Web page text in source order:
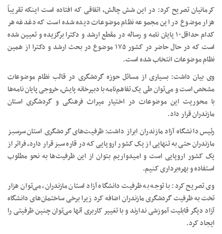
کرمانیان تصریح کرد: در این شش چالش، اتفاقی که افتاده است اینکه تقریباً
هزار موضوع در این مجموعه نظام موضوعات دیده شده است که دغدغه هر
کدام حداقل۱۰ پایان نامه و رساله در مقطع ارشد و دکترا برگزیده و تعیین شده
است که در حال حاضر در کشور ۱۷۵ موضوع در بحث ارشد و دکترا از همین
نظام موضوعات انتخاب شده است.
وی بیان داشت: بسیاری از مسائل حوزه گردشگری در قالب نظام موضوعات
مشخص است و می‌توان طی یک تفاهم‌نامه با دبیرخانه پایش، خروجی پایان نامه‌ها
با محوریت این موضوعات در اختیار میراث فرهنگی و گردشگری استان
مازندران قرار داد.
رئیس دانشگاه آزاد مازندران ابراز داشت: ظرفیت‌های گردشگری استان سرسبز
مازندران حتی به تنهایی از یک کشور اروپایی که در قاره سبز قرار دارد، فراتر از
یک کشور اروپایی است و امیدواریم بتوان از این ظرفیت‌ها به نحو مطلوب
استفاده و بهره‌برداری کنیم.
وی تصریح کرد: با توجه به ظرفیت دانشگاه آزاد استان مازندران، می‌توان هزار
تخت به ظرفیت گردشگری مازندران اضافه کرد زیرا برخی ساختمان‌های دانشگاه
آزاد دیگر قابلیت آموزشی ندارند و با تغییر کاربری آنها می‌توان چنین ظرفیتی را
ایجاد کرد.